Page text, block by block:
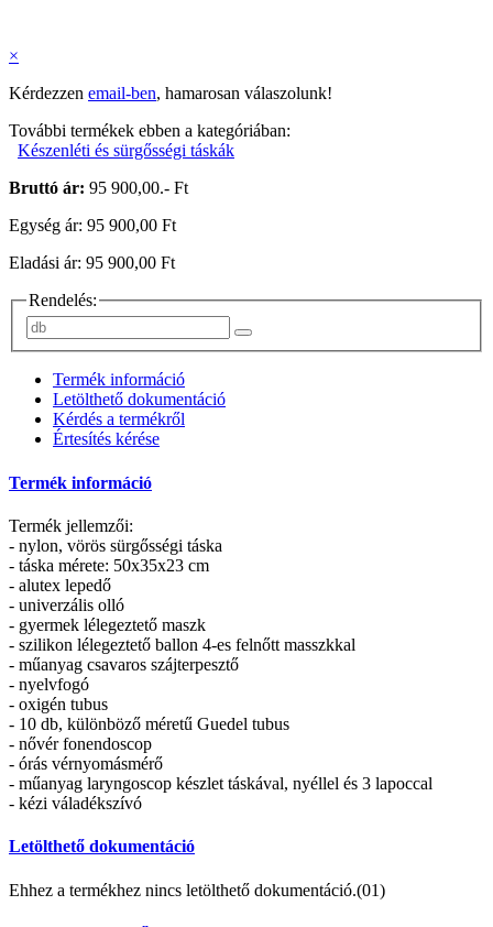
×
Kérdezzen email-ben, hamarosan válaszolunk!
További termékek ebben a kategóriában:
Készenléti és sürgősségi táskák
Bruttó ár: 95 900,00.- Ft
Egység ár: 95 900,00 Ft
Eladási ár: 95 900,00 Ft
Rendelés:
Termék információ
Letölthető dokumentáció
Kérdés a termékről
Értesítés kérése
Termék információ
Termék jellemzői:
- nylon, vörös sürgősségi táska
- táska mérete: 50x35x23 cm
- alutex lepedő
- univerzális olló
- gyermek lélegeztető maszk
- szilikon lélegeztető ballon 4-es felnőtt masszkkal
- műanyag csavaros szájterpesztő
- nyelvfogó
- oxigén tubus
- 10 db, különböző méretű Guedel tubus
- nővér fonendoscop
- órás vérnyomásmérő
- műanyag laryngoscop készlet táskával, nyéllel és 3 lapoccal
- kézi váladékszívó
Letölthető dokumentáció
Ehhez a termékhez nincs letölthető dokumentáció.(01)